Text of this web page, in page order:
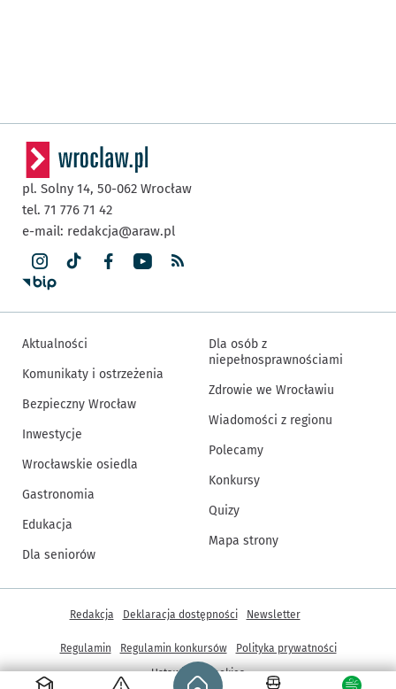
Strona główna - wroclaw.pl
pl. Solny 14, 50-062 Wrocław
tel. 71 776 71 42
e-mail: redakcja@araw.pl
Aktualności
Komunikaty i ostrzeżenia
Bezpieczny Wrocław
Inwestycje
Wrocławskie osiedla
Gastronomia
Edukacja
Dla seniorów
Dla osób z
niepełnosprawnościami
Zdrowie we Wrocławiu
Wiadomości z regionu
Polecamy
Konkursy
Quizy
Mapa strony
Inne informacje
Redakcja Deklaracja dostępności Newsletter
Regulamin Regulamin konkursów
Polityka prywatności
Ustawienia cookies